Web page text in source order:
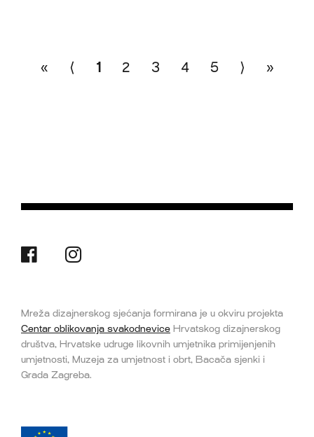
« ⟨ 1 2 3 4 5 ⟩ »
Mreža dizajnerskog sjećanja formirana je u okviru projekta
Centar oblikovanja svakodnevice Hrvatskog dizajnerskog
društva, Hrvatske udruge likovnih umjetnika primijenjenih
umjetnosti, Muzeja za umjetnost i obrt, Bacača sjenki i
Grada Zagreba.